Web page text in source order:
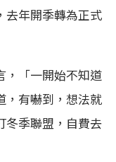
去年開季轉為正式
，「一開始不知道
，有嚇到，想法就
冬季聯盟，自費去